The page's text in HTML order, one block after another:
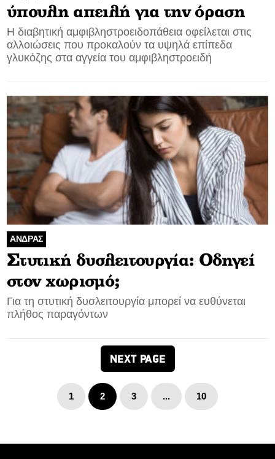
ύπουλη απειλή για την όραση
Η διαβητική αμφιβληστροειδοπάθεια οφείλεται στις
αλλοιώσεις που προκαλούν τα υψηλά επίπεδα
γλυκόζης στα αγγεία του αμφιβληστροειδή
ΑΝΔΡΑΣ
Στυτική δυσλειτουργία: Οδηγεί
στον χωρισμό;
Για τη στυτική δυσλειτουργία μπορεί να ευθύνεται
πλήθος παραγόντων
NEXT PAGE
1 2 3 ... 10